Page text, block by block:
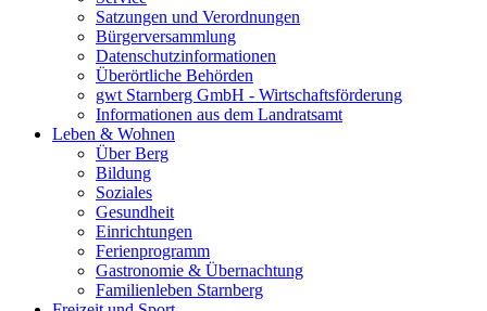
Satzungen und Verordnungen
Bürgerversammlung
Datenschutzinformationen
Überörtliche Behörden
gwt Starnberg GmbH - Wirtschaftsförderung
Informationen aus dem Landratsamt
Leben & Wohnen
Über Berg
Bildung
Soziales
Gesundheit
Einrichtungen
Ferienprogramm
Gastronomie & Übernachtung
Familienleben Starnberg